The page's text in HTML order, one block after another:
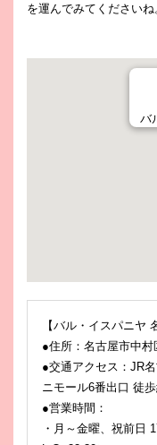
を運んでみてくださいね
バ
【バル・イスパニヤ
●住所：名古屋市中
●交通アクセス：JR
ニモール6番出口 徒
●営業時間：
・月～金曜、祝前日